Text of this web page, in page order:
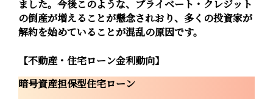
ました。今後このような、プライベート・クレジット
の倒産が増えることが懸念されおり、多くの投資家が
解約を始めていることが混乱の原因です。
【不動産・住宅ローン金利動向】
暗号資産担保型住宅ローン